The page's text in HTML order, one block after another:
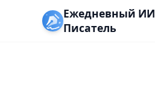
Ежедневный ИИ
Писатель